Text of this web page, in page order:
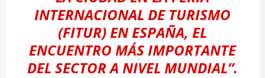
INTERNACIONAL DE TURISMO
(FITUR) EN ESPAÑA, EL
ENCUENTRO MÁS IMPORTANTE
DEL SECTOR A NIVEL MUNDIAL”.